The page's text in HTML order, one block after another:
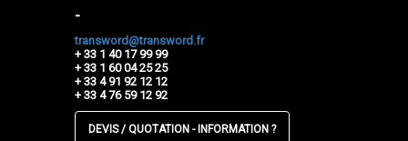
-
transword@transword.fr
+ 33 1 40 17 99 99
+ 33 1 60 04 25 25
+ 33 4 91 92 12 12
+ 33 4 76 59 12 92
DEVIS / QUOTATION - INFORMATION ?